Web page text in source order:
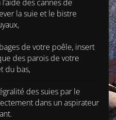
des cannes de
la suie et le bistre
de votre poêle, insert
des parois de votre
du bas,
des suies par le
dans un aspirateur